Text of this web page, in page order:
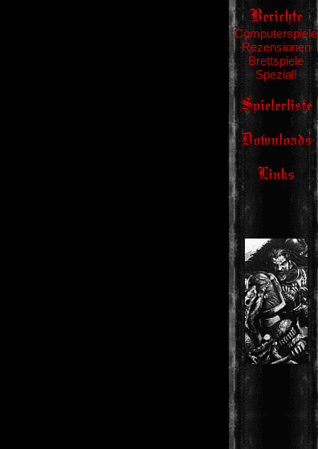
Computerspiele
Rezensionen
Brettspiele
Spezial!